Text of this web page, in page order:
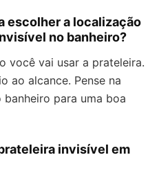
escolher a localização
no banheiro?
você vai usar a prateleira.
ao alcance. Pense na
para uma boa
invisível em